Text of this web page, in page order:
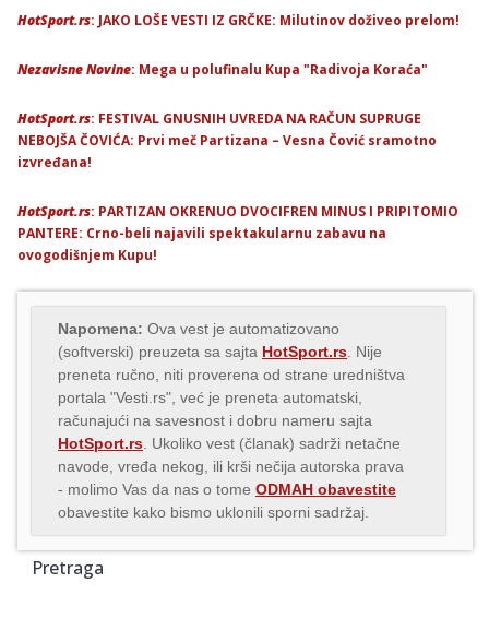
HotSport.rs: JAKO LOŠE VESTI IZ GRČKE: Milutinov doživeo prelom!
Nezavisne Novine: Mega u polufinalu Kupa "Radivoja Koraća"
HotSport.rs: FESTIVAL GNUSNIH UVREDA NA RAČUN SUPRUGE
NEBOJŠA ČOVIĆA: Prvi meč Partizana – Vesna Čović sramotno
izvređana!
HotSport.rs: PARTIZAN OKRENUO DVOCIFREN MINUS I PRIPITOMIO
PANTERE: Crno-beli najavili spektakularnu zabavu na
ovogodišnjem Kupu!
Napomena: Ova vest je automatizovano
(softverski) preuzeta sa sajta HotSport.rs . Nije
preneta ručno, niti proverena od strane uredništva
portala "Vesti.rs", već je preneta automatski,
računajući na savesnost i dobru nameru sajta
HotSport.rs . Ukoliko vest (članak) sadrži netačne
navode, vređa nekog, ili krši nečija autorska prava
- molimo Vas da nas o tome ODMAH obavestite
obavestite kako bismo uklonili sporni sadržaj.
Pretraga